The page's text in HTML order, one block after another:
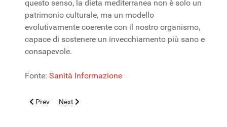
questo senso, la dieta mediterranea non è solo un
patrimonio culturale, ma un modello
evolutivamente coerente con il nostro organismo,
capace di sostenere un invecchiamento più sano e
consapevole.
Fonte: Sanità Informazione
Previous article: The sex of placenta: differences between
Prev Next article: Autismo: Esperti a confronto - RAVENNA
Next